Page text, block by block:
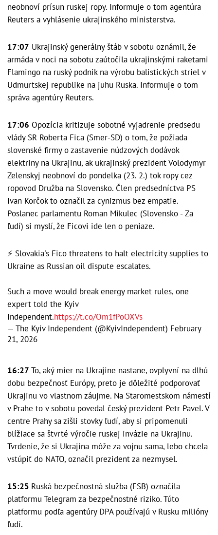
neobnoví prísun ruskej ropy. Informuje o tom agentúra
Reuters a vyhlásenie ukrajinského ministerstva.
17:07 Ukrajinský generálny štáb v sobotu oznámil, že
armáda v noci na sobotu zaútočila ukrajinskými raketami
Flamingo na ruský podnik na výrobu balistických striel v
Udmurtskej republike na juhu Ruska. Informuje o tom
správa agentúry Reuters.
17:06 Opozícia kritizuje sobotné vyjadrenie predsedu
vlády SR Roberta Fica (Smer-SD) o tom, že požiada
slovenské firmy o zastavenie núdzových dodávok
elektriny na Ukrajinu, ak ukrajinský prezident Volodymyr
Zelenskyj neobnoví do pondelka (23. 2.) tok ropy cez
ropovod Družba na Slovensko. Člen predsedníctva PS
Ivan Korčok to označil za cynizmus bez empatie.
Poslanec parlamentu Roman Mikulec (Slovensko - Za
ľudí) si myslí, že Ficovi ide len o peniaze.
⚡️ Slovakia's Fico threatens to halt electricity supplies to
Ukraine as Russian oil dispute escalates.
Such a move would break energy market rules, one
expert told the Kyiv
Independent.https://t.co/Om1fPoOXVs
— The Kyiv Independent (@KyivIndependent) February
21, 2026
16:27 To, aký mier na Ukrajine nastane, ovplyvní na dlhú
dobu bezpečnosť Európy, preto je dôležité podporovať
Ukrajinu vo vlastnom záujme. Na Staromestskom námestí
v Prahe to v sobotu povedal český prezident Petr Pavel. V
centre Prahy sa zišli stovky ľudí, aby si pripomenuli
blížiace sa štvrté výročie ruskej invázie na Ukrajinu.
Tvrdenie, že si Ukrajina môže za vojnu sama, lebo chcela
vstúpiť do NATO, označil prezident za nezmysel.
15:25 Ruská bezpečnostná služba (FSB) označila
platformu Telegram za bezpečnostné riziko. Túto
platformu podľa agentúry DPA používajú v Rusku milióny
ľudí.